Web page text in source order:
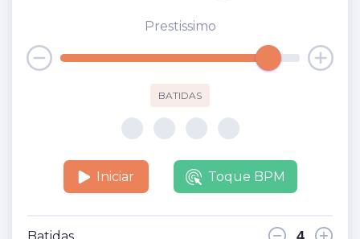
Prestissimo
BATIDAS
Iniciar Toque BPM
Batidas